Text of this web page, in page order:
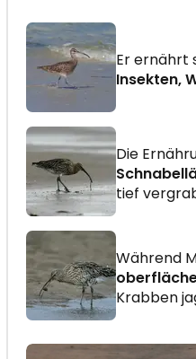
Er ernährt
Insekten,
Die
tief
Während
Krabben